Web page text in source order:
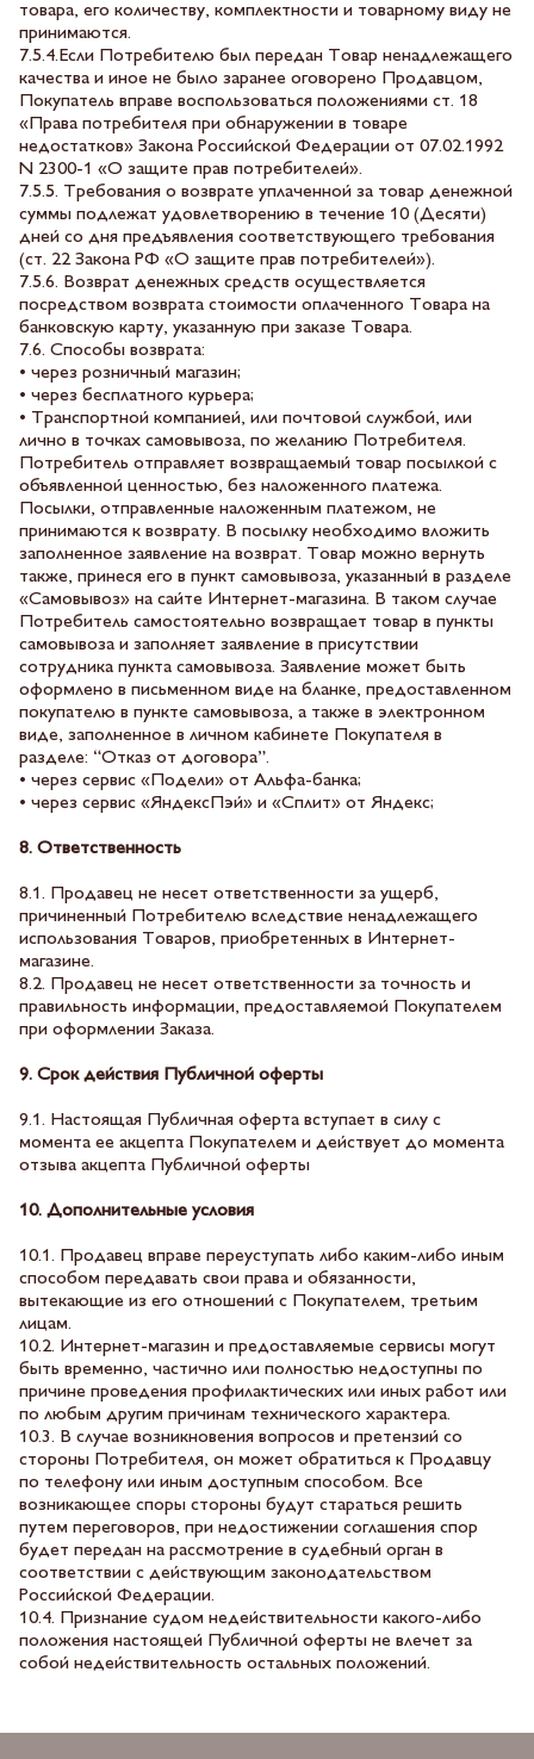
товара, его количеству, комплектности и товарному виду не
принимаются.
7.5.4.Если Потребителю был передан Товар ненадлежащего
качества и иное не было заранее оговорено Продавцом,
Покупатель вправе воспользоваться положениями ст. 18
«Права потребителя при обнаружении в товаре
недостатков» Закона Российской Федерации от 07.02.1992
N 2300-1 «О защите прав потребителей».
7.5.5. Требования о возврате уплаченной за товар денежной
суммы подлежат удовлетворению в течение 10 (Десяти)
дней со дня предъявления соответствующего требования
(ст. 22 Закона РФ «О защите прав потребителей»).
7.5.6. Возврат денежных средств осуществляется
посредством возврата стоимости оплаченного Товара на
банковскую карту, указанную при заказе Товара.
7.6. Способы возврата:
• через розничный магазин;
• через бесплатного курьера;
• Транспортной компанией, или почтовой службой, или
лично в точках самовывоза, по желанию Потребителя.
Потребитель отправляет возвращаемый товар посылкой с
объявленной ценностью, без наложенного платежа.
Посылки, отправленные наложенным платежом, не
принимаются к возврату. В посылку необходимо вложить
заполненное заявление на возврат. Товар можно вернуть
также, принеся его в пункт самовывоза, указанный в разделе
«Самовывоз» на сайте Интернет-магазина. В таком случае
Потребитель самостоятельно возвращает товар в пункты
самовывоза и заполняет заявление в присутствии
сотрудника пункта самовывоза. Заявление может быть
оформлено в письменном виде на бланке, предоставленном
покупателю в пункте самовывоза, а также в электронном
виде, заполненное в личном кабинете Покупателя в
разделе: “Отказ от договора”.
• через сервис «Подели» от Альфа-банка;
• через сервис «ЯндексПэй» и «Сплит» от Яндекс;
8. Ответственность
8.1. Продавец не несет ответственности за ущерб,
причиненный Потребителю вследствие ненадлежащего
использования Товаров, приобретенных в Интернет-
магазине.
8.2. Продавец не несет ответственности за точность и
правильность информации, предоставляемой Покупателем
при оформлении Заказа.
9. Срок действия Публичной оферты
9.1. Настоящая Публичная оферта вступает в силу с
момента ее акцепта Покупателем и действует до момента
отзыва акцепта Публичной оферты
10. Дополнительные условия
10.1. Продавец вправе переуступать либо каким-либо иным
способом передавать свои права и обязанности,
вытекающие из его отношений с Покупателем, третьим
лицам.
10.2. Интернет-магазин и предоставляемые сервисы могут
быть временно, частично или полностью недоступны по
причине проведения профилактических или иных работ или
по любым другим причинам технического характера.
10.3. В случае возникновения вопросов и претензий со
стороны Потребителя, он может обратиться к Продавцу
по телефону или иным доступным способом. Все
возникающее споры стороны будут стараться решить
путем переговоров, при недостижении соглашения спор
будет передан на рассмотрение в судебный орган в
соответствии с действующим законодательством
Российской Федерации.
10.4. Признание судом недействительности какого-либо
положения настоящей Публичной оферты не влечет за
собой недействительность остальных положений.